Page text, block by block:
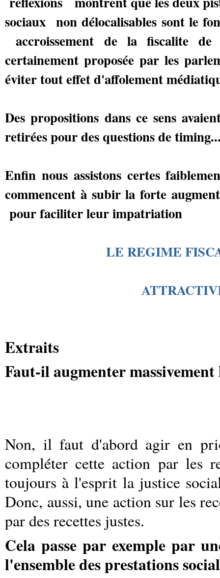
sociaux non délocalisables sont le
accroissement de la fiscalite
certainement proposée par les
éviter tout effet d'affolement
Des propositions dans ce sens
retirées pour des questions de
Enfin nous assistons certes
commencent à subir la forte
pour faciliter leur impatriation
LE REGIME
Extraits
Faut-il augmenter
Non, il faut d'abord agir en
compléter cette action par les
toujours à l'esprit la justice
Donc, aussi, une action sur les
par des recettes justes.
Cela passe par exemple par
l'ensemble des prestations